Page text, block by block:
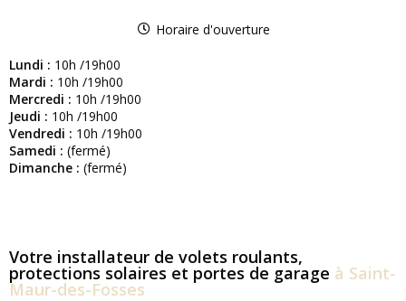
Horaire d'ouverture
Lundi : 10h /19h00
Mardi : 10h /19h00
Mercredi : 10h /19h00
Jeudi : 10h /19h00
Vendredi : 10h /19h00
Samedi : (fermé)
Dimanche : (fermé)
Votre installateur de volets roulants,
protections solaires et portes de garage à Saint-
Maur-des-Fosses